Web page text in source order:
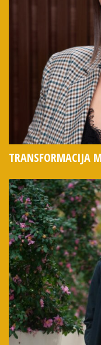
TRANSFORMACIJA